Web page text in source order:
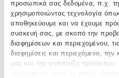
προσωπικά σας δεδομένα, π.χ.
χρησιμοποιώντας τεχνολογία
αποθηκεύουμε και να έχουμε
συσκευή σας, με σκοπό την
διαφημίσεων και περιεχομένου,
διαφημίσεις και περιεχόμενο,
μας και την ανάπτυξη προϊόντων.
Καρότσι Καμαριέρας
Υλικό:
Ύφασμα
Πλάτος: